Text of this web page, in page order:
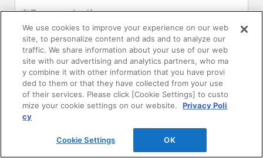
商品マスター申し込み
電子公告 このWEBサイトについて
プライバシーポリシー
We use cookies to improve your experience on our web
site, to personalize content and ads and to analyze our
traffic. We share information about your use of our web
site with our advertising and analytics partners, who ma
y combine it with other information that you have provi
ded to them or that they have collected from your use
of their services. Please click [Cookie Settings] to custo
mize your cookie settings on our website.
Privacy Poli
cy
Cookie Settings OK